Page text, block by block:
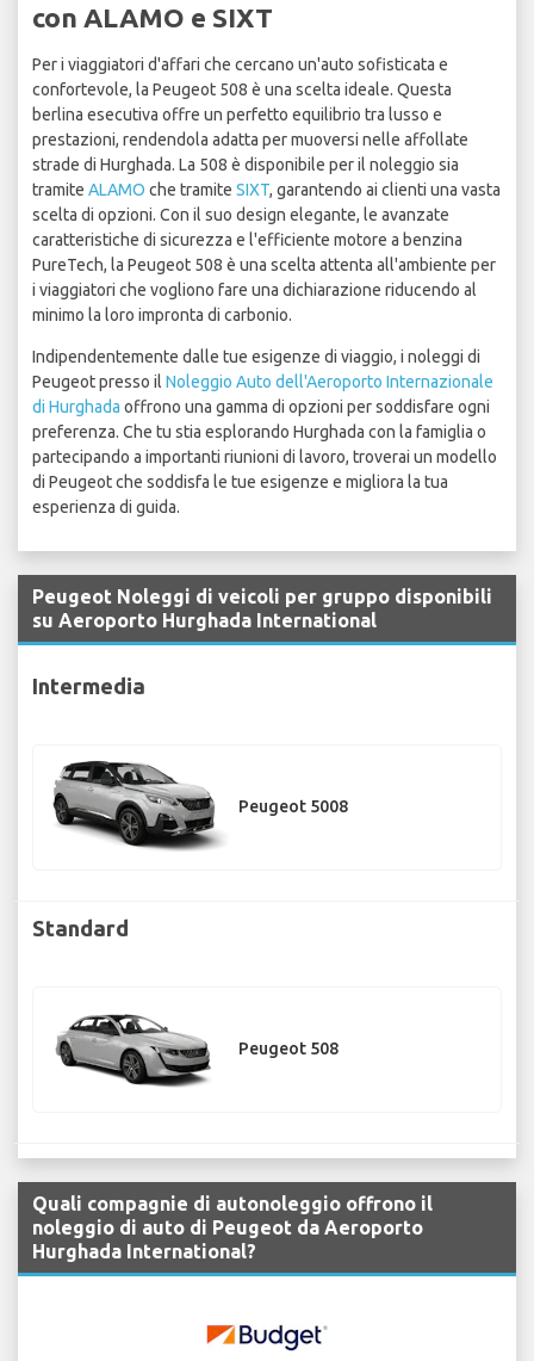
con ALAMO e SIXT
Per i viaggiatori d'affari che cercano un'auto sofisticata e
confortevole, la Peugeot 508 è una scelta ideale. Questa
berlina esecutiva offre un perfetto equilibrio tra lusso e
prestazioni, rendendola adatta per muoversi nelle affollate
strade di Hurghada. La 508 è disponibile per il noleggio sia
tramite ALAMO che tramite SIXT, garantendo ai clienti una vasta
scelta di opzioni. Con il suo design elegante, le avanzate
caratteristiche di sicurezza e l'efficiente motore a benzina
PureTech, la Peugeot 508 è una scelta attenta all'ambiente per
i viaggiatori che vogliono fare una dichiarazione riducendo al
minimo la loro impronta di carbonio.
Indipendentemente dalle tue esigenze di viaggio, i noleggi di
Peugeot presso il Noleggio Auto dell'Aeroporto Internazionale
di Hurghada offrono una gamma di opzioni per soddisfare ogni
preferenza. Che tu stia esplorando Hurghada con la famiglia o
partecipando a importanti riunioni di lavoro, troverai un modello
di Peugeot che soddisfa le tue esigenze e migliora la tua
esperienza di guida.
Peugeot Noleggi di veicoli per gruppo disponibili
su Aeroporto Hurghada International
Intermedia
Peugeot 5008
Standard
Peugeot 508
Quali compagnie di autonoleggio offrono il
noleggio di auto di Peugeot da Aeroporto
Hurghada International?